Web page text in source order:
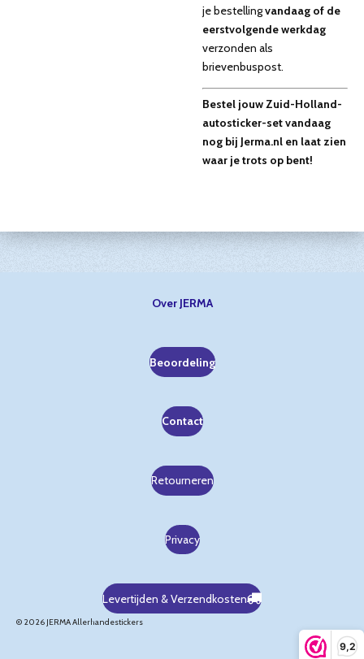
9,2
je bestellingvandaag of de
eerstvolgende werkdag
verzonden als
brievenbuspost.
Bestel jouw Zuid-Holland-
autosticker-set vandaag
nog bij Jerma.nl en laat zien
waar je trots op bent!
Over JERMA
Beoordeling
Contact
Retourneren
Privacy
Levertijden & Verzendkosten
© 2026 JERMA Allerhandestickers